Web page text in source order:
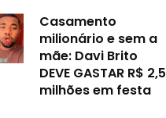
Casamento
milionário e sem a
mãe: Davi Brito
DEVE GASTAR R$ 2,5
milhões em festa